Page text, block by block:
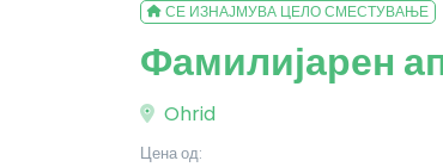
СЕ ИЗНАЈМУВА ЦЕЛО СМЕСТУВАЊЕ
Фамилијарен
Ohrid
Цена од: